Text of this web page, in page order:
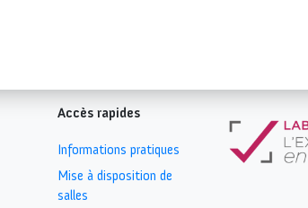
Accès rapides
Informations pratiques
Mise à disposition de
salles